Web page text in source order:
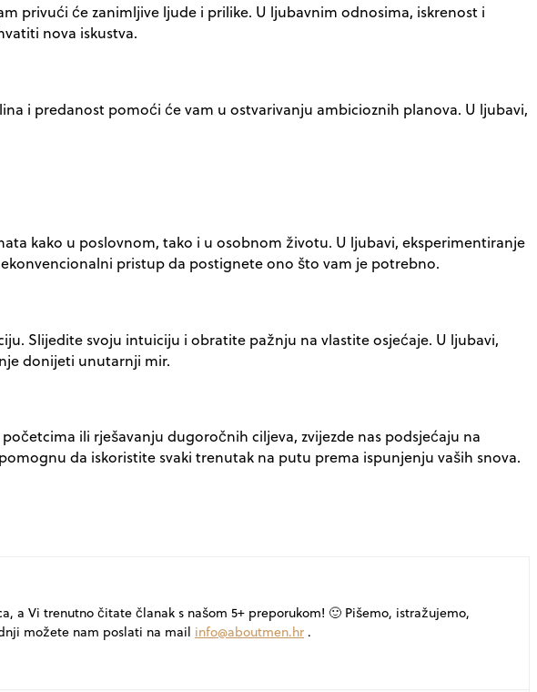
privući će zanimljive ljude i prilike. U ljubavnim odnosima, iskrenost i
nova iskustva.
i predanost pomoći će vam u ostvarivanju ambicioznih planova. U ljubavi,
kako u poslovnom, tako i u osobnom životu. U ljubavi, eksperimentiranje
pristup da postignete ono što vam je potrebno.
Slijedite svoju intuiciju i obratite pažnju na vlastite osjećaje. U ljubavi,
donijeti unutarnji mir.
ili rješavanju dugoročnih ciljeva, zvijezde nas podsjećaju na
da iskoristite svaki trenutak na putu prema ispunjenju vaših snova.
a Vi trenutno čitate članak s našom 5+ preporukom! 🙂 Pišemo, istražujemo,
možete nam poslati na mail info@aboutmen.hr .